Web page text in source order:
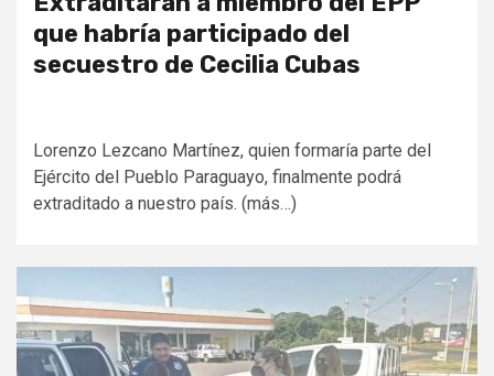
que habría participado del
secuestro de Cecilia Cubas
Lorenzo Lezcano Martínez, quien formaría parte del
Ejército del Pueblo Paraguayo, finalmente podrá
extraditado a nuestro país. (más…)